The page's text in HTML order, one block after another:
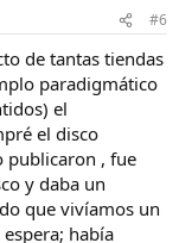
#6
de tantas tiendas
paradigmático
el
el disco
publicaron , fue
y daba un
que vivíamos un
había